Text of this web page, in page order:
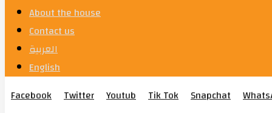
About the house
Contact us
العربية
English
Facebook
Twitter Youtub Tik Tok Snapchat